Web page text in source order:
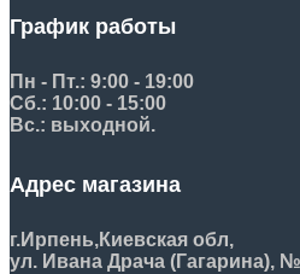
График работы
Пн - Пт.: 9:00 - 19:00
Сб.: 10:00 - 15:00
Вс.: выходной.
Адрес магазина
г.Ирпень,Киевская обл,
ул. Ивана Драча (Гагарина),